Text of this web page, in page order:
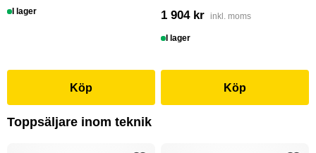
I lager
Köp
1 904 kr inkl. moms
I lager
Köp
Toppsäljare inom teknik